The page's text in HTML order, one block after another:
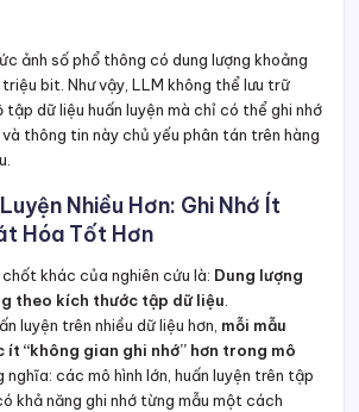
ảnh số phổ thông có dung lượng khoảng
bit. Như vậy, LLM không thể lưu trữ
tập dữ liệu huấn luyện mà chỉ có thể ghi nhớ
thông tin này chủ yếu phân tán trên hàng
Nhiều Hơn: Ghi Nhớ Ít
Hóa Tốt Hơn
khác của nghiên cứu là: Dung lượng
theo kích thước tập dữ liệu.
luyện trên nhiều dữ liệu hơn, mỗi mẫu
ít “không gian ghi nhớ” hơn trong mô
nghĩa: các mô hình lớn, huấn luyện trên tập
khả năng ghi nhớ từng mẫu một cách